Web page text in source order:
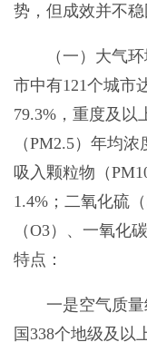
势，但成效并不
（一）大气环
市中有121个城市
79.3%，重度及以
（PM2.5）年均
吸入颗粒物（
1.4%；二氧化硫
（O3）、一氧化
特点：
一是空气质量
国338个地级及以